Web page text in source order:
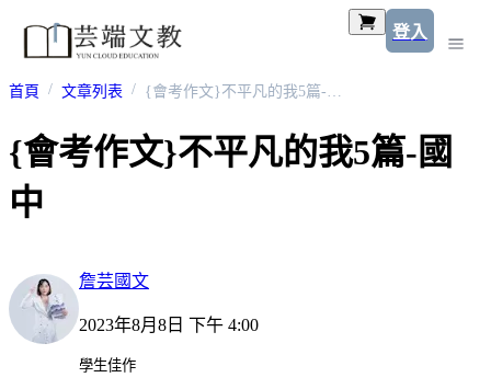
登入
首頁 文章列表 {會考作文}不平凡的我5篇-國中
{會考作文}不平凡的我5篇-國
中
詹芸國文
2023年8月8日 下午 4:00
學生佳作